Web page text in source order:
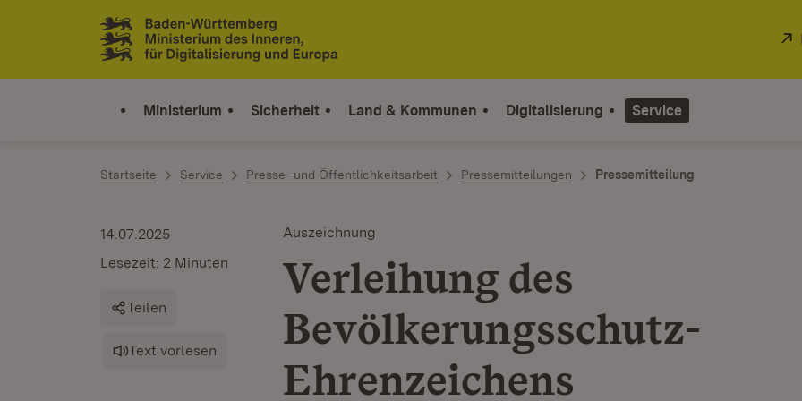
Zum Inhalt springen
Link zur Startseite
Ministerium Sicherheit Land & Kommunen Digitalisierung Service
Startseite Service Presse- und Öffentlichkeitsarbeit Pressemitteilungen Pressemitteilung
Auszeichnung
Verleihung des
Bevölkerungsschutz-
Ehrenzeichens
14.07.2025
Lesezeit: 2 Minuten
Teilen
Text vorlesen